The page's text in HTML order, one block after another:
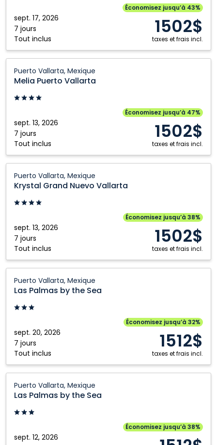
sept. 17, 2026
7 jours
Tout inclus
Économisez jusqu’à 43%
1502$
taxes et frais incl.
Mexique
Puerto Vallarta, Mexique
Melia Puerto Vallarta
sept. 13, 2026
7 jours
Tout inclus
Économisez jusqu’à 47%
1502$
taxes et frais incl.
Puerto
Vallarta:
Puerto
Mexique
Puerto Vallarta, Mexique
Krystal Grand Nuevo Vallarta
sept. 13, 2026
7 jours
Tout inclus
Économisez jusqu’à 38%
1502$
taxes et frais incl.
Grand
Nuevo
Vallarta:
Vallarta,
Mexique
Puerto Vallarta, Mexique
Las Palmas by the Sea
sept. 20, 2026
7 jours
Tout inclus
Économisez jusqu’à 32%
1512$
taxes et frais incl.
Palmas
by
the
Puerto
Vallarta,
Mexique
Puerto Vallarta, Mexique
Las Palmas by the Sea
sept. 12, 2026
Économisez jusqu’à 38%
Palmas
by
the
Puerto